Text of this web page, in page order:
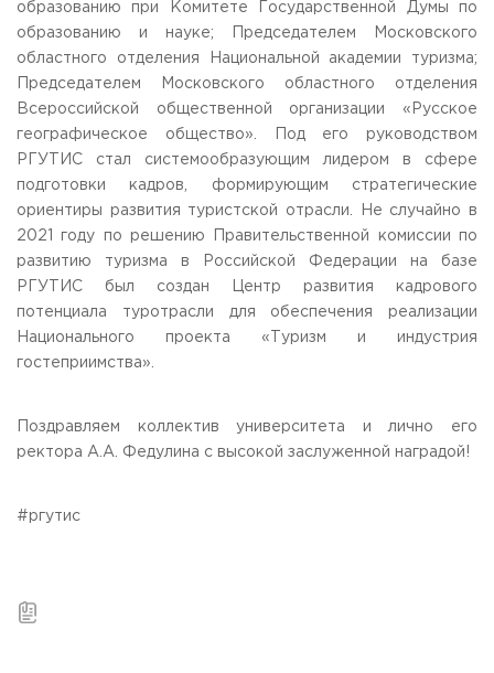
образованию при Комитете Государственной Думы по
образованию и науке; Председателем Московского
областного отделения Национальной академии туризма;
Председателем Московского областного отделения
Всероссийской общественной организации «Русское
географическое общество». Под его руководством
РГУТИС стал системообразующим лидером в сфере
подготовки кадров, формирующим стратегические
ориентиры развития туристской отрасли. Не случайно в
2021 году по решению Правительственной комиссии по
развитию туризма в Российской Федерации на базе
РГУТИС был создан Центр развития кадрового
потенциала туротрасли для обеспечения реализации
Национального проекта «Туризм и индустрия
гостеприимства».
Поздравляем коллектив университета и лично его
ректора А.А. Федулина с высокой заслуженной наградой!
#ргутис